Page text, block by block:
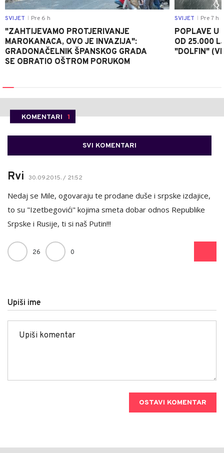
SVIJET Pre 6 h
"ZAHTIJEVAMO PROTJERIVANJE
MAROKANACA, OVO JE INVAZIJA":
GRADONAČELNIK ŠPANSKOG GRADA
SE OBRATIO OŠTROM PORUKOM
SVIJET Pre 7 h
POPLAVE U
OD 25.000
"DOLFIN"
KOMENTARI 1
SVI KOMENTARI
Rvi 30.09.2015. / 21:52
Nedaj se Mile, ogovaraju te prodane duše i srpske izdajice,
to su "Izetbegovići" kojima smeta dobar odnos Republike
Srpske i Rusije, ti si naš Putin!!!
26 0
Upiši ime
OSTAVI KOMENTAR